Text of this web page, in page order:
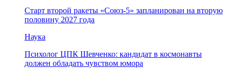
Старт второй ракеты «Союз-5» запланирован на вторую
половину 2027 года
Наука
Психолог ЦПК Шевченко: кандидат в космонавты
должен обладать чувством юмора